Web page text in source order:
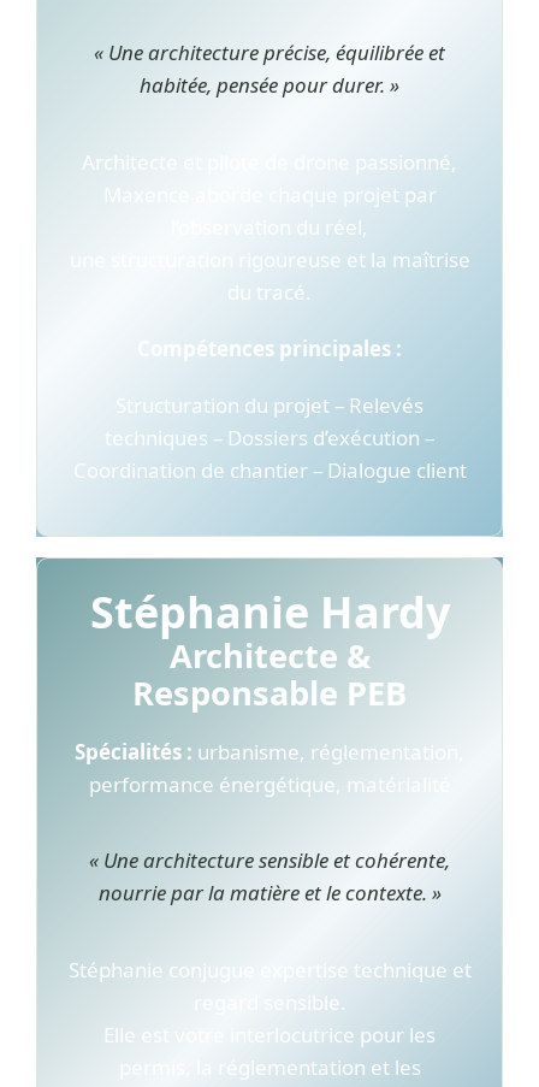
« Une architecture précise, équilibrée et
habitée, pensée pour durer. »
Architecte et pilote de drone passionné,
Maxence aborde chaque projet par
l’observation du réel,
une structuration rigoureuse et la maîtrise
du tracé.
Compétences principales :
Structuration du projet – Relevés
techniques – Dossiers d’exécution –
Coordination de chantier – Dialogue client
Stéphanie Hardy
Architecte &
Responsable PEB
Spécialités : urbanisme, réglementation,
performance énergétique, matérialité
« Une architecture sensible et cohérente,
nourrie par la matière et le contexte. »
Stéphanie conjugue expertise technique et
regard sensible.
Elle est votre interlocutrice pour les
permis, la réglementation et les